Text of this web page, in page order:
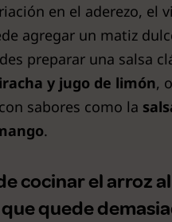
en el aderezo, el
agregar un matiz
preparar una salsa
y jugo de limón, o
sabores como la
.
cocinar el arroz
quede